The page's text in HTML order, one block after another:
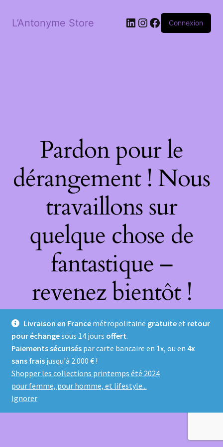
Livraison en France métropolitaine gratuiteet retour
pour échangesous 14 jours offert.
Paiements sécuriséspar carte bancaire en 1x, ou en 4x
sans fraisjusqu'à 2.000 € !
Shopper les collections printemps été 2024
pour femme, pour homme, et lifestyle...
Ignorer
L’Antonyme Store LinkedIn
Instagram
Facebook
Connexion
Pardon pour le
dérangement ! Nous
travaillons sur
quelque chose de
fantastique –
revenez bientôt !